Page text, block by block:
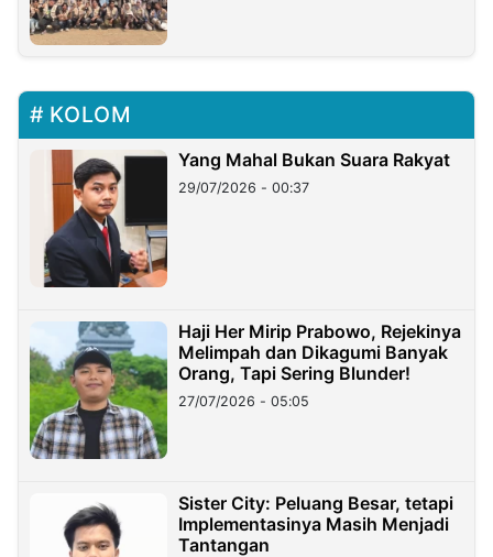
KOLOM
Yang Mahal Bukan Suara Rakyat
29/07/2026 - 00:37
Haji Her Mirip Prabowo, Rejekinya
Melimpah dan Dikagumi Banyak
Orang, Tapi Sering Blunder!
27/07/2026 - 05:05
Sister City: Peluang Besar, tetapi
Implementasinya Masih Menjadi
Tantangan